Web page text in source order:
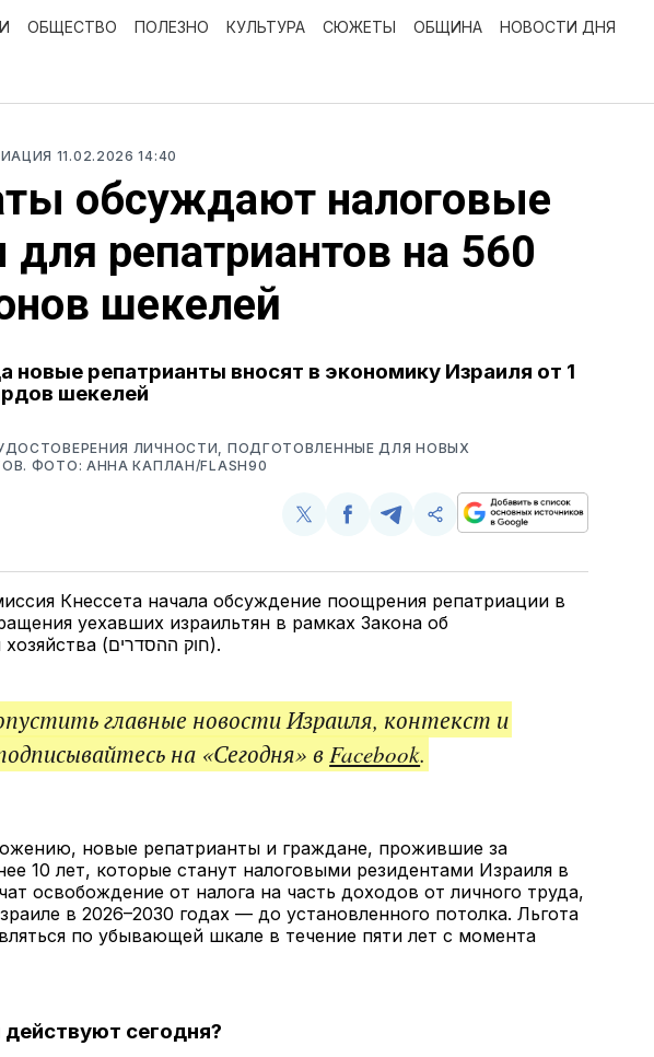
ОБЩЕСТВО ПОЛЕЗНО КУЛЬТУРА СЮЖЕТЫ ОБЩИНА НОВОСТИ ДНЯ
11.02.2026 14:40
обсуждают налоговые
для репатриантов на 560
шекелей
новые репатрианты вносят в экономику Израиля от 1
шекелей
ЛИЧНОСТИ, ПОДГОТОВЛЕННЫЕ ДЛЯ НОВЫХ
ФОТО: АННА КАПЛАН/FLASH90
Поделиться
Twitter
Поделиться
Facebook
Поделиться
Telegram
Скопируйте
поделитесь
Кнессета начала обсуждение поощрения репатриации в
уехавших израильтян в рамках Закона об
урегулировании хозяйства (חוק ההסדרים).
главные новости Израиля, контекст и
на «Сегодня» вFacebook.
новые репатрианты и граждане, прожившие за
10 лет, которые станут налоговыми резидентами Израиля в
освобождение от налога на часть доходов от личного труда,
в 2026–2030 годах — до установленного потолка. Льгота
по убывающей шкале в течение пяти лет с момента
сегодня?